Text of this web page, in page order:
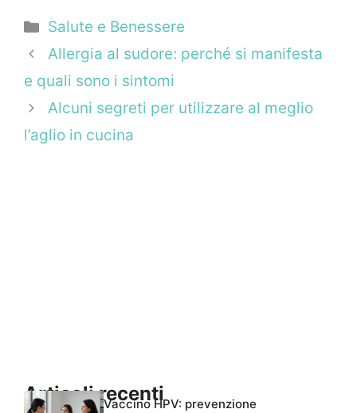
Categorie
Salute e Benessere
Allergia al sudore: perché si manifesta
e quali sono i sintomi
Alcuni segreti per utilizzare al meglio
l’aglio in cucina
Articoli recentiVaccino HPV: prevenzione